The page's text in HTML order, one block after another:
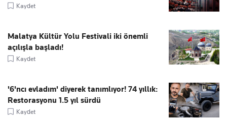
Kaydet
Malatya Kültür Yolu Festivali iki önemli
açılışla başladı!
Kaydet
'6'ncı evladım' diyerek tanımlıyor! 74 yıllık:
Restorasyonu 1.5 yıl sürdü
Kaydet